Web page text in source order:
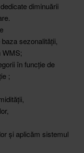
diminuării
sezonalității,
WMS;
în funcție de
;
și aplicăm sistemul